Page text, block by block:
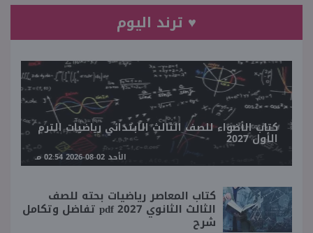
♥ ترند اليوم
كتاب الأضواء للصف الثالث الابتدائي رياضيات الترم
الأول 2027
الأحد 02-08-2026 02:54 مـ
كتاب المعاصر رياضيات بحته للصف
الثالث الثانوي 2027 pdf تفاضل وتكامل
شرح